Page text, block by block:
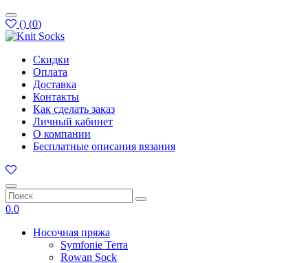
() (0)
Скидки
Оплата
Доставка
Контакты
Как сделать заказ
Личный кабинет
О компании
Бесплатные описания вязания
0.0
Носочная пряжа
Symfonie Terra
Rowan Sock